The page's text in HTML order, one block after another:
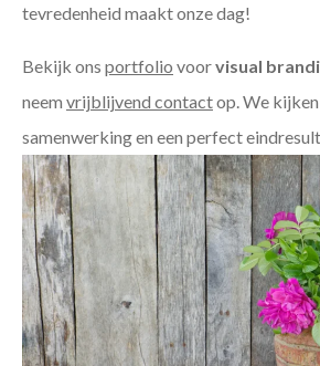
tevredenheid maakt onze dag!
Bekijk ons portfolio voorvisual
neem vrijblijvend contactop. We
samenwerking en een perfect